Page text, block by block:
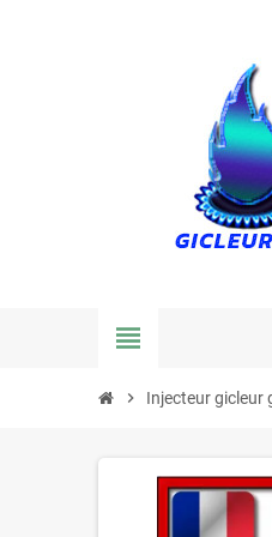
view_headline
chevron_right Injecteur gicleur